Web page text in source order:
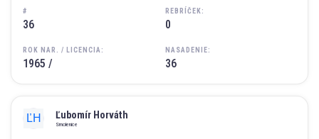
#
36
ROK NAR. / LICENCIA:
1965 /
REBRÍČEK:
0
NASADENIE:
36
Ľubomír Horváth
Smolenice